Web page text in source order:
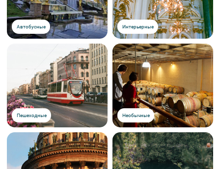
согласовываются с менеджером компании заранее.
Автобусные Интерьерные
Пешеходные Необычные